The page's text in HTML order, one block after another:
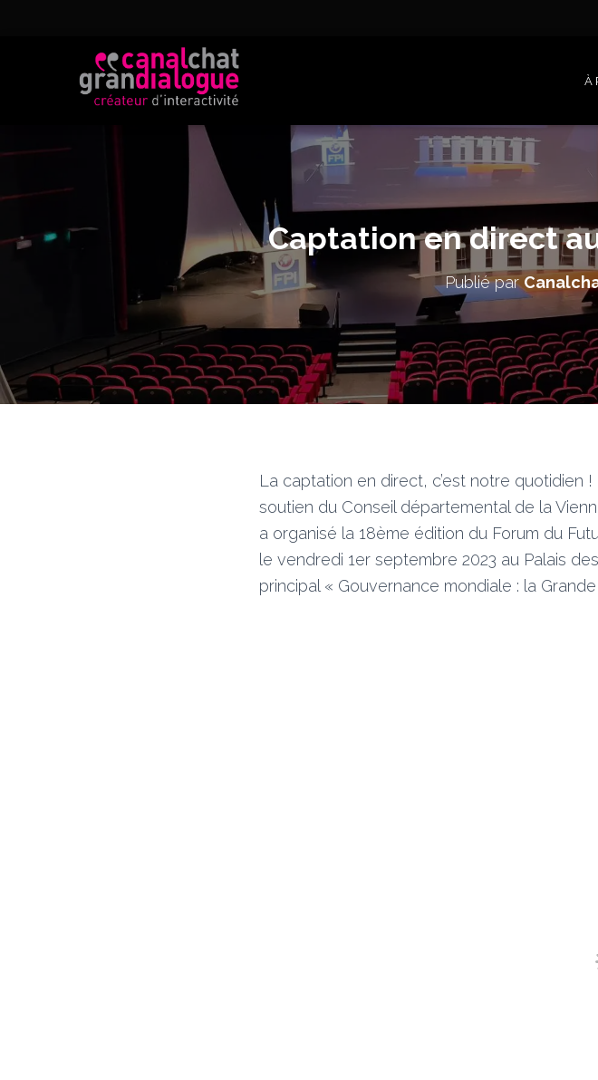
À
Captation en direct
Publié par
La captation en direct, c’est notre quotidien
soutien du Conseil départemental de la
a organisé la 18ème édition du Forum du
le vendredi 1er septembre 2023 au Palais
principal « Gouvernance mondiale : la